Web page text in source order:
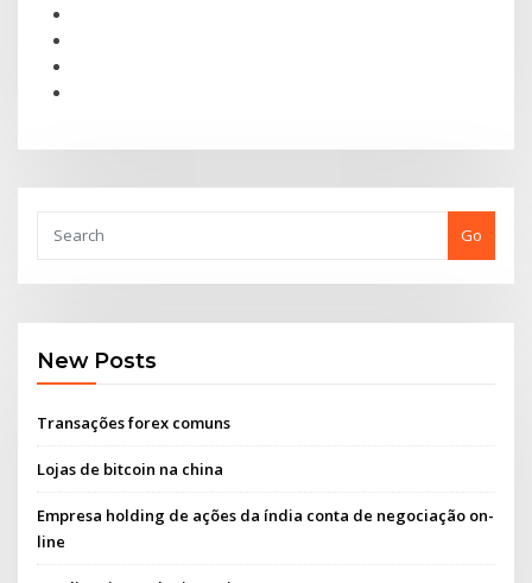
Go
New Posts
Transações forex comuns
Lojas de bitcoin na china
Empresa holding de ações da índia conta de negociação on-
line